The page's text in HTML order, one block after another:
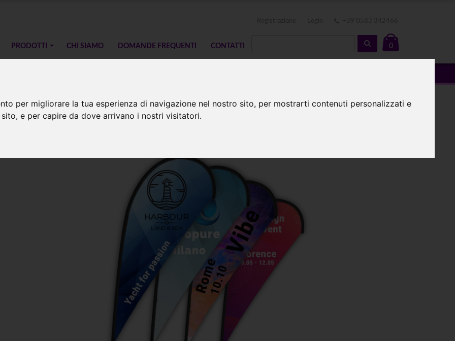
per migliorare la tua esperienza di navigazione nel nostro sito, per mostrarti contenuti personalizzati e
e per capire da dove arrivano i nostri visitatori.
0
PRODOTTI CHI SIAMO DOMANDE FREQUENTI CONTATTI
Large